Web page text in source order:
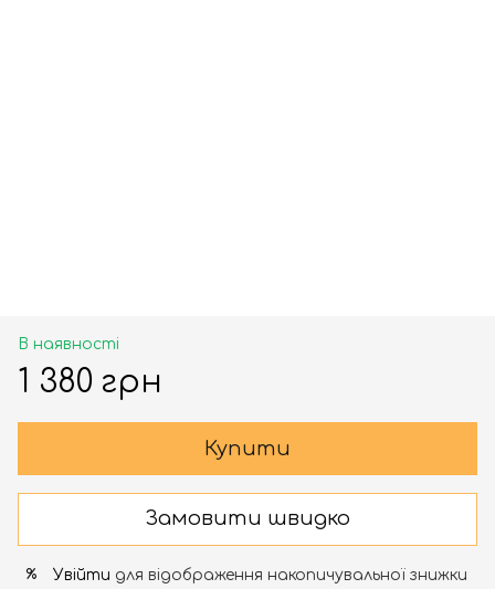
В наявності
1 380 грн
Купити
Замовити швидко
% Увійти для відображення накопичувальної знижки